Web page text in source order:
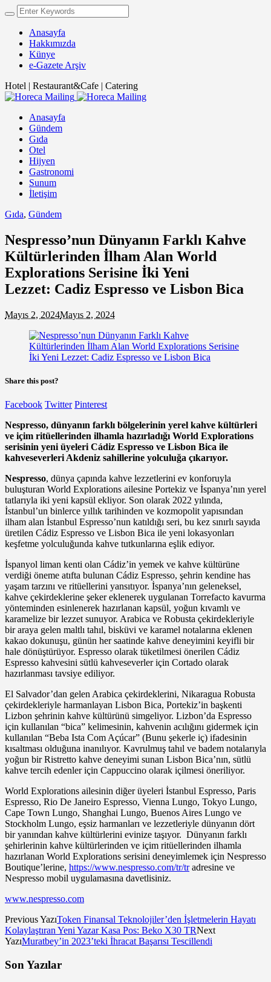
Anasayfa
Hakkımızda
Künye
e-Gazete Arşiv
Hotel | Restaurant&Cafe | Catering
Anasayfa
Gündem
Gıda
Otel
Hijyen
Gastronomi
Sunum
İletişim
Gıda, Gündem
Nespresso’nun Dünyanın Farklı Kahve
Kültürlerinden İlham Alan World
Explorations Serisine İki Yeni
Lezzet: Cadiz Espresso ve Lisbon Bica
Mayıs 2, 2024Mayıs 2, 2024
Share this post?
Facebook Twitter Pinterest
Nespresso, dünyanın farklı bölgelerinin yerel kahve kültürleri
ve içim ritüellerinden ilhamla hazırladığı World Explorations
serisinin yeni üyeleri Cádiz Espresso ve Lisbon Bica ile
kahveseverleri Akdeniz sahillerine yolculuğa çıkarıyor.
Nespresso, dünya çapında kahve lezzetlerini ev konforuyla
buluşturan World Explorations ailesine Portekiz ve İspanya’nın yerel
tatlarıyla iki yeni kapsül ekliyor. Son olarak 2022 yılında,
İstanbul’un binlerce yıllık tarihinden ve kozmopolit yapısından
ilham alan İstanbul Espresso’nun katıldığı seri, bu kez sınırlı sayıda
üretilen Cádiz Espresso ve Lisbon Bica ile yeni lokasyonları
keşfetme yolculuğunda kahve tutkunlarına eşlik ediyor.
İspanyol liman kenti olan Cádiz’in yemek ve kahve kültürüne
verdiği öneme atıfta bulunan Cádiz Espresso, şehrin kendine has
yaşam tarzını ve ritüellerini yansıtıyor. İspanya’nın geleneksel,
kahve çekirdeklerine şeker eklenerek uygulanan Torrefacto kavurma
yönteminden esinlenerek hazırlanan kapsül, yoğun kıvamlı ve
karamelize bir lezzet sunuyor. Arabica ve Robusta çekirdekleriyle
bir araya gelen maltlı tahıl, bisküvi ve karamel notalarına eklenen
kakao dokunuşu, günün her saatinde kahve deneyimini keyifli bir
hale dönüştürüyor. Espresso olarak tüketilmesi önerilen Cádiz
Espresso kahvesini sütlü kahveseverler için Cortado olarak
hazırlanması tavsiye ediliyor.
El Salvador’dan gelen Arabica çekirdeklerini, Nikaragua Robusta
çekirdekleriyle harmanlayan Lisbon Bica, Portekiz’in başkenti
Lizbon şehrinin kahve kültürünü simgeliyor. Lizbon’da Espresso
için kullanılan “bica” kelimesinin, kahvenin acılığını gidermek için
kullanılan “Beba Ista Com Açúcar” (Bunu şekerle iç) ifadesinin
kısaltması olduğuna inanılıyor. Kavrulmuş tahıl ve badem notalarıyla
yoğun bir Ristretto kahve deneyimi sunan Lisbon Bica’nın, sütlü
kahve tercih edenler için Cappuccino olarak içilmesi öneriliyor.
World Explorations ailesinin diğer üyeleri İstanbul Espresso, Paris
Espresso, Rio De Janeiro Espresso, Vienna Lungo, Tokyo Lungo,
Cape Town Lungo, Shanghai Lungo, Buenos Aires Lungo ve
Stockholm Lungo, eşsiz harmanları ve lezzetleriyle dünyanın dört
bir yanından kahve kültürlerini evinize taşıyor. Dünyanın farklı
şehirlerinin kahve kültürlerinden ve içim ritüellerinden ilhamla
hazırlanan World Explorations serisini deneyimlemek için Nespresso
Boutique’lerine, https://www.nespresso.com/tr/tradresine ve
Nespresso mobil uygulamasına davetlisiniz.
www.nespresso.com
Previous YazıToken Finansal Teknolojiler’den İşletmelerin Hayatı
Kolaylaştıran Yeni Yazar Kasa Pos: Beko X30 TRNext
YazıMuratbey’in 2023’teki İhracat Başarısı Tescillendi
Son Yazılar